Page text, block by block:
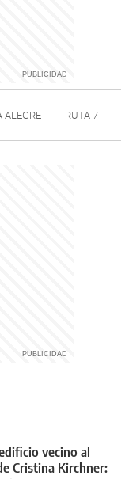
ALEGRE RUTA 7
vecino al
Cristina Kirchner: